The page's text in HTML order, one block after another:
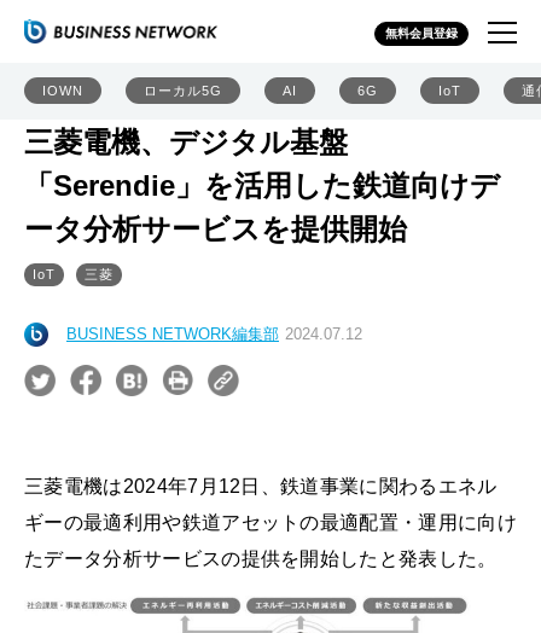
無料会員登録
IOWN ローカル5G AI 6G IoT 通
三菱電機、デジタル基盤
「Serendie」を活用した鉄道向けデ
ータ分析サービスを提供開始
IoT 三菱
BUSINESS NETWORK編集部 2024.07.12
三菱電機は2024年7月12日、鉄道事業に関わるエネル
ギーの最適利用や鉄道アセットの最適配置・運用に向け
たデータ分析サービスの提供を開始したと発表した。